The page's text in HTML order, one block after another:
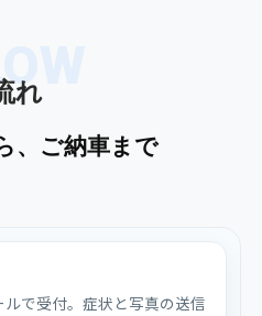
れ
、ご納車まで
ルで受付。症状と写真の送信